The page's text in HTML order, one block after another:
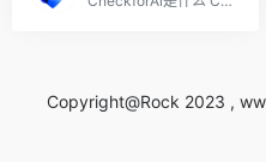
Copyright@Rock 2023 ,